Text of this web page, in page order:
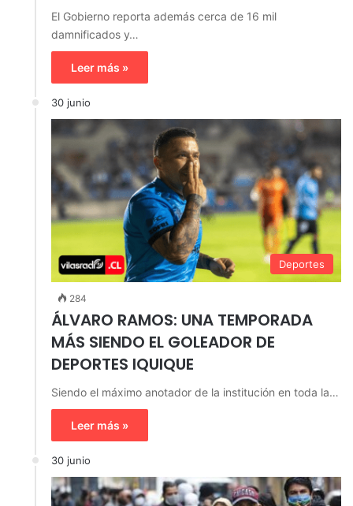
El Gobierno reporta además cerca de 16 mil
damnificados y…
Leer más »
30 junio
Deportes
284
ÁLVARO RAMOS: UNA TEMPORADA
MÁS SIENDO EL GOLEADOR DE
DEPORTES IQUIQUE
Siendo el máximo anotador de la institución en toda la…
Leer más »
30 junio